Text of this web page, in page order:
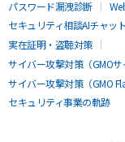
パスワード漏洩診断
セキュリティ相談AIチャッ
実在証明・盗聴対策
サイバー攻撃対策（GMOサ
サイバー攻撃対策（GMO
セキュリティ事業の軌跡